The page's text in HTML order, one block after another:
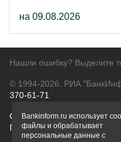
на 09.08.2026
Нашли ошибку? Выделите
© 1994-2026. РИА
370-61-71
О проектеПолитика
Правовая информацияДля
Bankinform.ru использует
файлы и обрабатывает
персональные данные с